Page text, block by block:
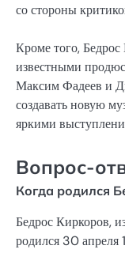
со стороны
Кроме того,
известными
Максим Фадеев и
создавать новую
яркими
Вопрос-
Когда родился
Бедрос Киркоров,
родился 30 апреля